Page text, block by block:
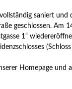
saniert und
geschlossen. Am
1“
Homepage und